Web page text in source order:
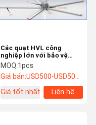
Các quạt HVL công
nghiệp lớn với bảo vệ
động cơ bền IP64
MOQ:1pcs
Giá bán:USD500-USD5000/SET
Giá tốt nhất
Liên hệ